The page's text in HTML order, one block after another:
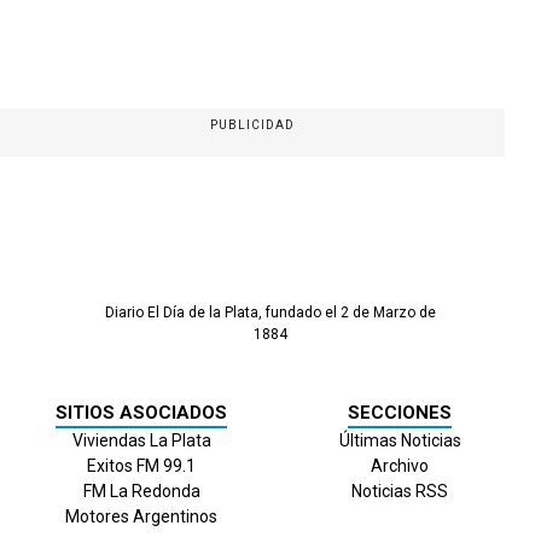
PUBLICIDAD
Diario El Día de la Plata, fundado el 2 de Marzo de
1884
SITIOS ASOCIADOS
Viviendas La Plata
Exitos FM 99.1
FM La Redonda
Motores Argentinos
SECCIONES
Últimas Noticias
Archivo
Noticias RSS